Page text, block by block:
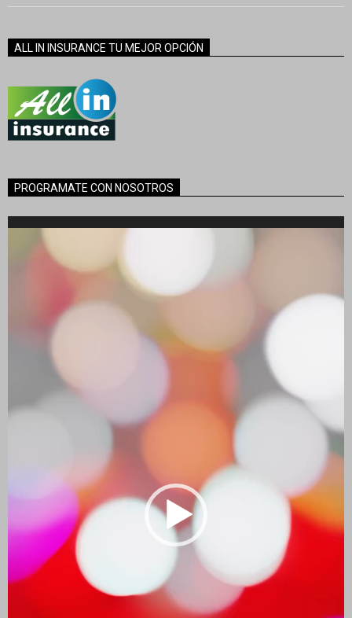
ALL IN INSURANCE TU MEJOR OPCIÓN
PROGRAMATE CON NOSOTROS
Reproductor